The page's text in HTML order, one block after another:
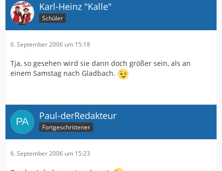
Karl-Heinz "Kalle"
Schüler
6. September 2006 um 15:18
Tja, so gesehen wird sie dann doch größer sein, als an
einem Samstag nach Gladbach.
Paul-derRedakteur
Fortgeschrittener
6. September 2006 um 15:23